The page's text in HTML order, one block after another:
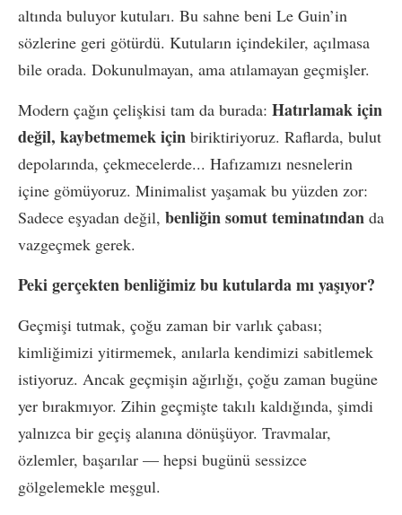
altında buluyor kutuları. Bu sahne beni Le Guin’in
sözlerine geri götürdü. Kutuların içindekiler, açılmasa
bile orada. Dokunulmayan, ama atılamayan geçmişler.
Modern çağın çelişkisi tam da burada: Hatırlamak için
değil, kaybetmemek için biriktiriyoruz. Raflarda, bulut
depolarında, çekmecelerde... Hafızamızı nesnelerin
içine gömüyoruz. Minimalist yaşamak bu yüzden zor:
Sadece eşyadan değil, benliğin somut teminatından da
vazgeçmek gerek.
Peki gerçekten benliğimiz bu kutularda mı yaşıyor?
Geçmişi tutmak, çoğu zaman bir varlık çabası;
kimliğimizi yitirmemek, anılarla kendimizi sabitlemek
istiyoruz. Ancak geçmişin ağırlığı, çoğu zaman bugüne
yer bırakmıyor. Zihin geçmişte takılı kaldığında, şimdi
yalnızca bir geçiş alanına dönüşüyor. Travmalar,
özlemler, başarılar — hepsi bugünü sessizce
gölgelemekle meşgul.